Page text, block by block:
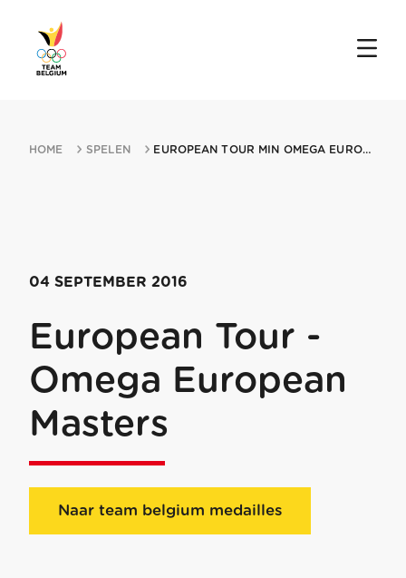
HOME SPELEN EUROPEAN TOUR MIN OMEGA EUROPEAN MASTERS 04092016 CRANSMIN MONTANA
04 SEPTEMBER 2016
European Tour -
Omega European
Masters
Naar team belgium medailles